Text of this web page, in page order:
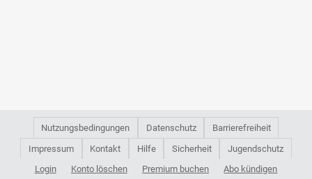
Nutzungsbedingungen Datenschutz
Barrierefreiheit
Impressum
Kontakt Hilfe Sicherheit
Jugendschutz
Login
Konto löschen Premium buchen Abo kündigen